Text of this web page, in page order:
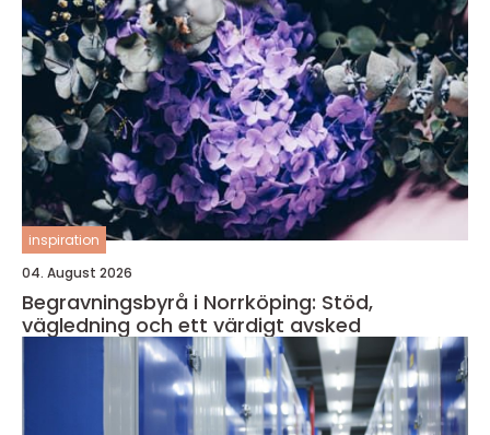
inspiration
04. August 2026
Begravningsbyrå i Norrköping: Stöd,
vägledning och ett värdigt avsked